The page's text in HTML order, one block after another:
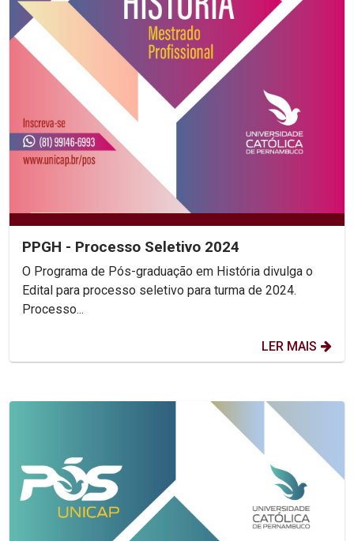
PPGH - Processo Seletivo 2024
O Programa de Pós-graduação em História divulga o
Edital para processo seletivo para turma de 2024.
Processo...
LER MAIS